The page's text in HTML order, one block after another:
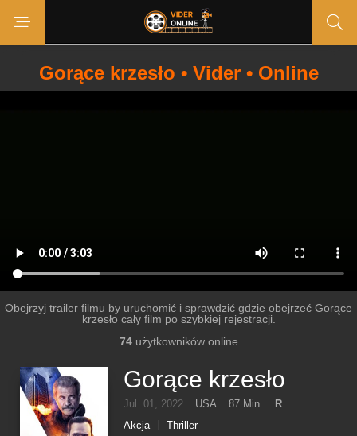
Gorące krzesło • Vider • Online
Obejrzyj trailer filmu by uruchomić i sprawdzić gdzie obejrzeć Gorące
krzesło cały film po szybkiej rejestracji.
74użytkowników online
Gorące krzesło
Jul. 01, 2022 USA 87 Min.
R
Akcja
Thriller